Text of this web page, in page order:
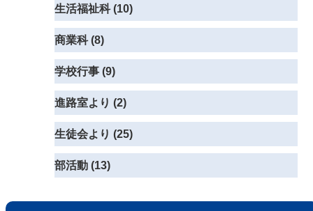
生活福祉科 (10)
商業科 (8)
学校行事 (9)
進路室より (2)
生徒会より (25)
部活動 (13)